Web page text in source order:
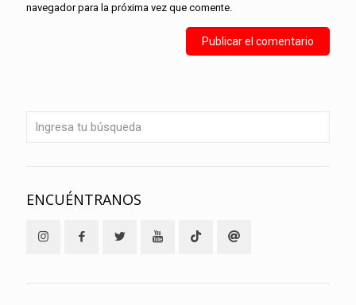
navegador para la próxima vez que comente.
ENCUÉNTRANOS